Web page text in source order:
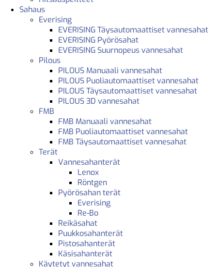
Sahaus
Everising
EVERISING Täysautomaattiset vannesahat
EVERISING Pyörösahat
EVERISING Suurnopeus vannesahat
Pilous
PILOUS Manuaali vannesahat
PILOUS Puoliautomaattiset vannesahat
PILOUS Täysautomaattiset vannesahat
PILOUS 3D vannesahat
FMB
FMB Manuaali vannesahat
FMB Puoliautomaattiset vannesahat
FMB Täysautomaattiset vannesahat
Terät
Vannesahanterät
Lenox
Röntgen
Pyörösahan terät
Everising
Re-Bo
Reikäsahat
Puukkosahanterät
Pistosahanterät
Käsisahanterät
Käytetyt vannesahat